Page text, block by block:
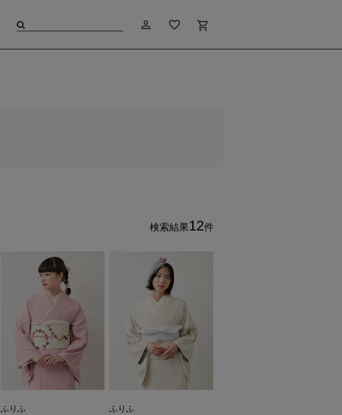
person_outline favorite_border shopping_cart
検索結果12件
ふりふ
ふりふ